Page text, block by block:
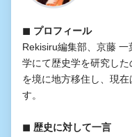
◼︎ プロフィール
Rekisiru編集部、京藤
学にて歴史学を研究し
を境に地方移住し、現
す。
◼︎ 歴史に対して一言